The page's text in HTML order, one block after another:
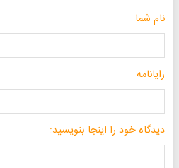
نام شما
رایانامه
دیدگاه خود را اینجا بنویسید: